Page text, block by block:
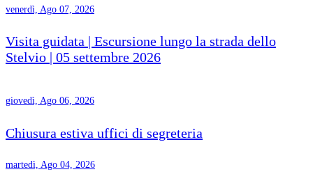
venerdì, Ago 07, 2026
Visita guidata | Escursione lungo la strada dello
Stelvio | 05 settembre 2026
giovedì, Ago 06, 2026
Chiusura estiva uffici di segreteria
martedì, Ago 04, 2026